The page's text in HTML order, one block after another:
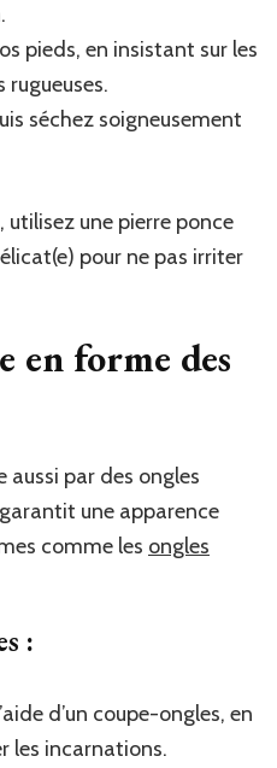
pieds, en insistant sur les
séchez soigneusement
utilisez une pierre ponce
pour ne pas irriter
en forme des
aussi par des ongles
une apparence
comme les ongles
:
d’un coupe-ongles, en
les incarnations.